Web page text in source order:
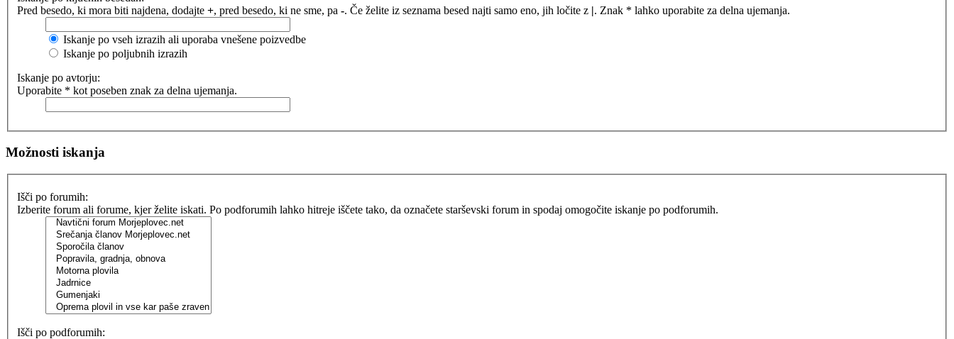
Pred besedo, ki mora biti najdena, dodajte +, pred besedo, ki ne sme, pa -. Če želite iz seznama besed najti samo eno, jih ločite z |. Znak * lahko uporabite za delna ujemanja.
Iskanje po vseh izrazih ali uporaba vnešene poizvedbe
Iskanje po poljubnih izrazih
Iskanje po avtorju:
Uporabite * kot poseben znak za delna ujemanja.
Možnosti iskanja
Išči po forumih:
Izberite forum ali forume, kjer želite iskati. Po podforumih lahko hitreje iščete tako, da označete starševski forum in spodaj omogočite iskanje po podforumih.
Išči po podforumih: